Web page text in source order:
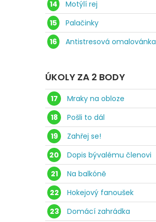
14
Motýlí rej
15
Palačinky
16
Antistresová omalovánka
ÚKOLY ZA 2 BODY
17
Mraky na obloze
18
Pošli to dál
19
Zahřej se!
20
Dopis bývalému členovi
21
Na balkóně
22
Hokejový fanoušek
23
Domácí zahrádka